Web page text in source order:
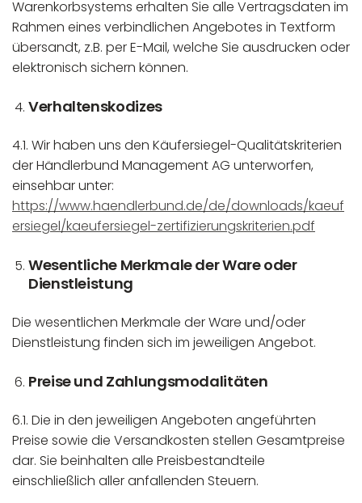
Warenkorbsystems erhalten Sie alle Vertragsdaten im
Rahmen eines verbindlichen Angebotes in Textform
übersandt, z.B. per E-Mail, welche Sie ausdrucken oder
elektronisch sichern können.
Verhaltenskodizes
4.1. Wir haben uns den Käufersiegel-Qualitätskriterien
der Händlerbund Management AG unterworfen,
einsehbar unter:
https://www.haendlerbund.de/de/downloads/kaeuf
ersiegel/kaeufersiegel-zertifizierungskriterien.pdf
Wesentliche Merkmale der Ware oder
Dienstleistung
Die wesentlichen Merkmale der Ware und/oder
Dienstleistung finden sich im jeweiligen Angebot.
Preise und Zahlungsmodalitäten
6.1. Die in den jeweiligen Angeboten angeführten
Preise sowie die Versandkosten stellen Gesamtpreise
dar. Sie beinhalten alle Preisbestandteile
einschließlich aller anfallenden Steuern.